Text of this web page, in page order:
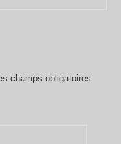
champs obligatoires